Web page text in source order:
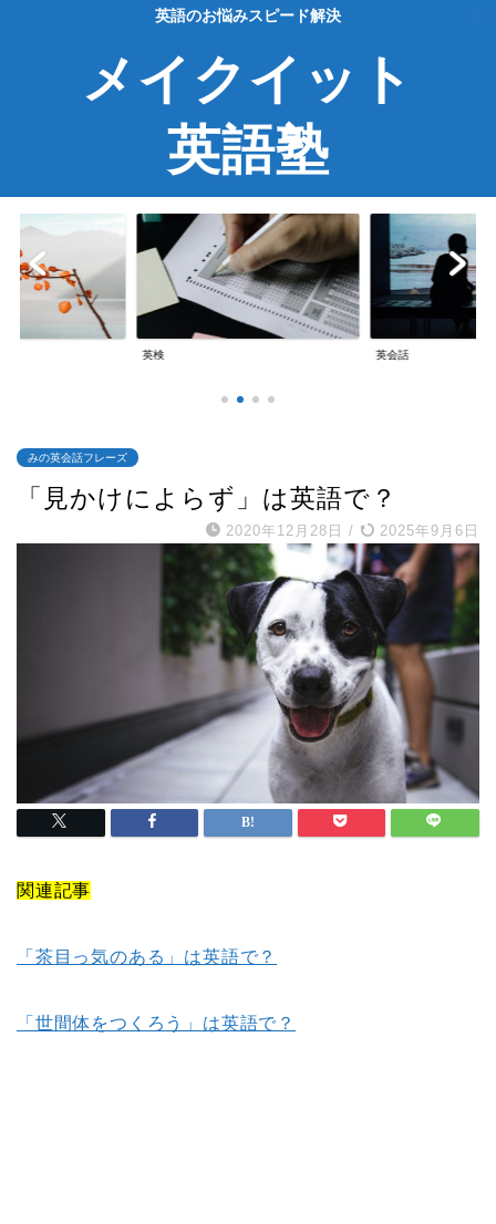
英語のお悩みスピード解決
メイクイット
英語塾
TOEIC
みの英会話フレーズ
「見かけによらず」は英語で？
2020年12月28日 / 2025年9月6日
関連記事
「茶目っ気のある」は英語で？
「世間体をつくろう」は英語で？